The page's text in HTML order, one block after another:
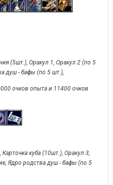
(5шт.), Оракул 1, Оракул 2 (по 5
душ - бафы (по 5 шт.),
очков опыта и 11400 очков
куба (10шт.), Оракул 3,
Ядро родства душ - бафы (по 5